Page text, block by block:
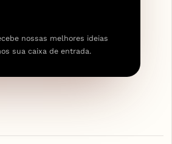
nossas melhores ideias
sua caixa de entrada.